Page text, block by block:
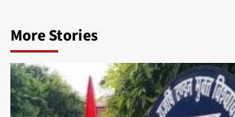
More Stories